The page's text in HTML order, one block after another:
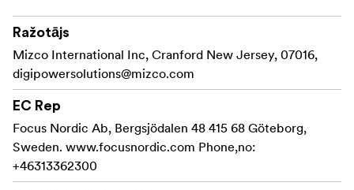
Ražotājs
Mizco International Inc, Cranford New Jersey, 07016,
digipowersolutions@mizco.com
EC Rep
Focus Nordic Ab, Bergsjödalen 48 415 68 Göteborg,
Sweden. www.focusnordic.com Phone,no:
+46313362300